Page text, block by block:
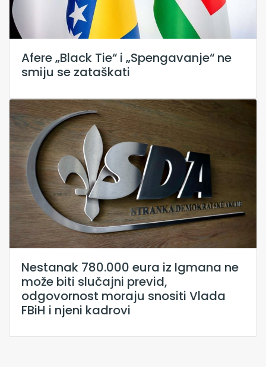
Afere „Black Tie“ i „Spengavanje“ ne
smiju se zataškati
Nestanak 780.000 eura iz Igmana ne
može biti slučajni previd,
odgovornost moraju snositi Vlada
FBiH i njeni kadrovi